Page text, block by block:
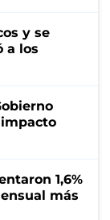
y se
a los
1,6%
más